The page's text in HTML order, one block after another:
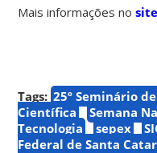
Mais informações nosite
Tags: 25º Seminário
Científica
Semana
Tecnologia
sepex
Federal de Santa